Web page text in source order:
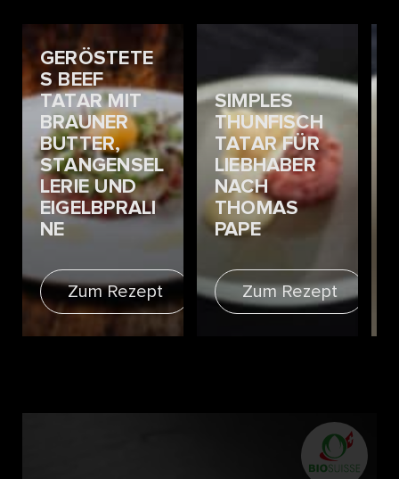
GERÖSTETE
S BEEF
TATAR MIT
BRAUNER
BUTTER,
STANGENSEL
LERIE UND
EIGELBPRALI
NE
Zum Rezept
SIMPLES
THUNFISCH
TATAR FÜR
LIEBHABER
NACH
THOMAS
PAPE
Zum Rezept